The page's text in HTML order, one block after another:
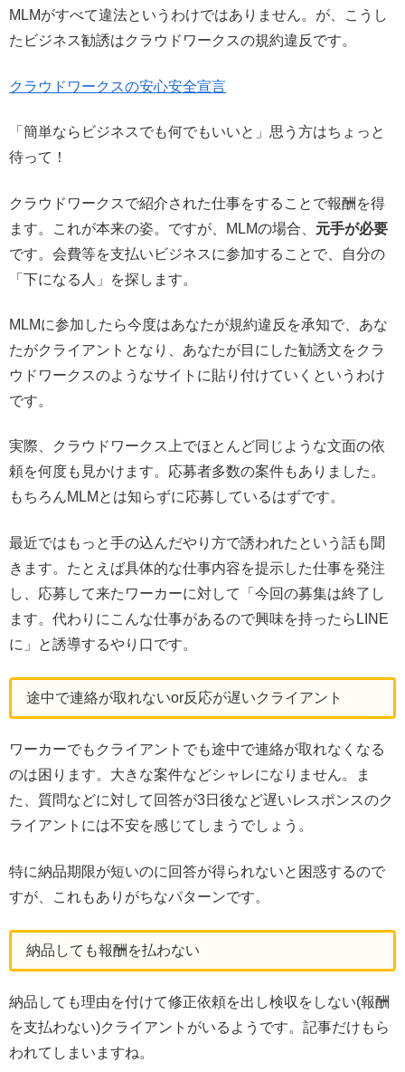
MLMがすべて違法というわけではありません。が、こうし
たビジネス勧誘はクラウドワークスの規約違反です。
クラウドワークスの安心安全宣言
「簡単ならビジネスでも何でもいいと」思う方はちょっと
待って！
クラウドワークスで紹介された仕事をすることで報酬を得
ます。これが本来の姿。ですが、MLMの場合、 元手が必要
です。会費等を支払いビジネスに参加することで、自分の
「下になる人」を探します。
MLMに参加したら今度はあなたが規約違反を承知で、あな
たがクライアントとなり、あなたが目にした勧誘文をクラ
ウドワークスのようなサイトに貼り付けていくというわけ
です。
実際、クラウドワークス上でほとんど同じような文面の依
頼を何度も見かけます。応募者多数の案件もありました。
もちろんMLMとは知らずに応募しているはずです。
最近ではもっと手の込んだやり方で誘われたという話も聞
きます。たとえば具体的な仕事内容を提示した仕事を発注
し、応募して来たワーカーに対して「今回の募集は終了し
ます。代わりにこんな仕事があるので興味を持ったらLINE
に」と誘導するやり口です。
途中で連絡が取れないor反応が遅いクライアント
ワーカーでもクライアントでも途中で連絡が取れなくなる
のは困ります。大きな案件などシャレになりません。ま
た、質問などに対して回答が3日後など遅いレスポンスのク
ライアントには不安を感じてしまうでしょう。
特に納品期限が短いのに回答が得られないと困惑するので
すが、これもありがちなパターンです。
納品しても報酬を払わない
納品しても理由を付けて修正依頼を出し検収をしない(報酬
を支払わない)クライアントがいるようです。記事だけもら
われてしまいますね。